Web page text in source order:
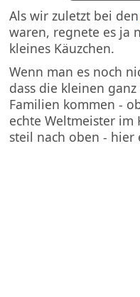
Als wir zuletzt bei den
waren, regnete es ja
kleines Käuzchen.
Wenn man es noch
dass die kleinen
Familien kommen -
echte Weltmeister im
steil nach oben - hier